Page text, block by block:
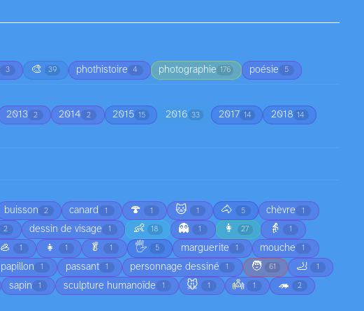
3 🎨 39 phothistoire 4 photographie 176 poésie 5
2013 2 2014 2 2015 15 2016 33 2017 14 2018 14
buisson 2 canard 1 🍄 1 🐱 1 🐴 5 chèvre 1
2 dessin de visage 1 👶 18 👻 1 👩 27 👵 1
🦪 1 👧 1 🥬 1 🖐️ 5 marguerite 1 mouche 1
papillon 1 passant 1 personnage dessiné 1 🧑 61 🦶 1
sapin 1 sculpture humanoïde 1 🐭 1 👼 1 🦔 2